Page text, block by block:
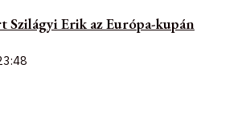
Erik az Európa-kupán